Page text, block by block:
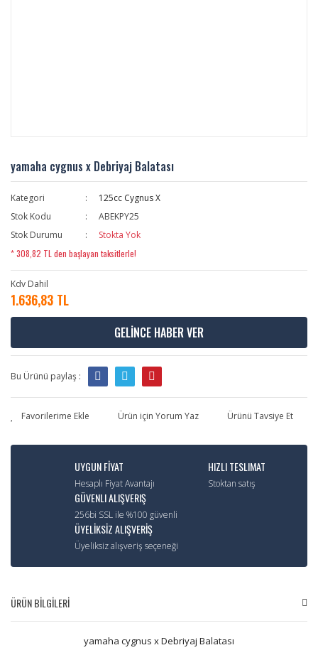
yamaha cygnus x Debriyaj Balatası
Kategori
125cc Cygnus X
Stok Kodu
ABEKPY25
Stok Durumu
Stokta Yok
* 308,82 TL den başlayan taksitlerle!
Kdv Dahil
1.636,83 TL
GELİNCE HABER VER
Bu Ürünü paylaş :
Ürün için Yorum Yaz Ürünü Tavsiye Et
UYGUN FİYAT
Hesaplı Fiyat Avantajı
HIZLI TESLIMAT
Stoktan satış
GÜVENLI ALIŞVERIŞ
256bi SSL ile %100 güvenli
ÜYELİKSİZ ALIŞVERİŞ
Üyeliksiz alışveriş seçeneği
ÜRÜN BİLGİLERİ
yamaha cygnus x Debriyaj Balatası